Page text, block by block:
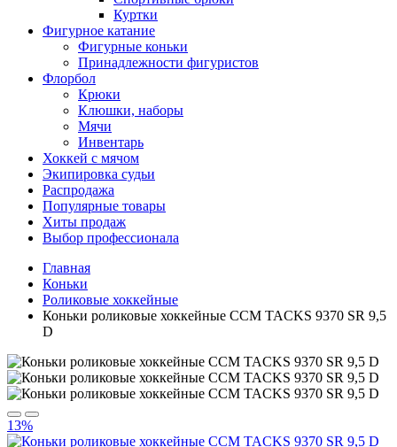
Куртки
Фигурное катание
Фигурные коньки
Принадлежности фигуристов
Флорбол
Крюки
Клюшки, наборы
Мячи
Инвентарь
Хоккей с мячом
Экипировка судьи
Распродажа
Популярные товары
Хиты продаж
Выбор профессионала
Главная
Коньки
Роликовые хоккейные
Коньки роликовые хоккейные CCM TACKS 9370 SR 9,5
D
13%